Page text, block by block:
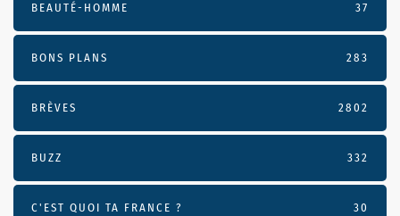
BEAUTÉ-HOMME 37
BONS PLANS 283
BRÈVES 2802
BUZZ 332
C'EST QUOI TA FRANCE ? 30